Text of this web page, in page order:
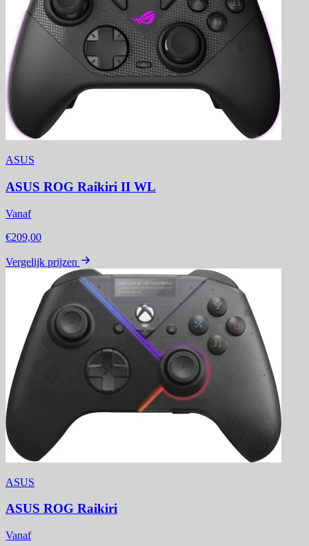
ASUS
ASUS ROG Raikiri II WL
Vanaf
€209,00
Vergelijk prijzen
ASUS
ASUS ROG Raikiri
Vanaf